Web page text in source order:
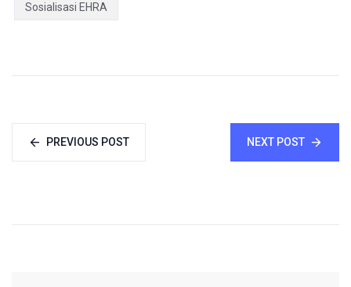
Sosialisasi EHRA
PREVIOUS POST NEXT POST